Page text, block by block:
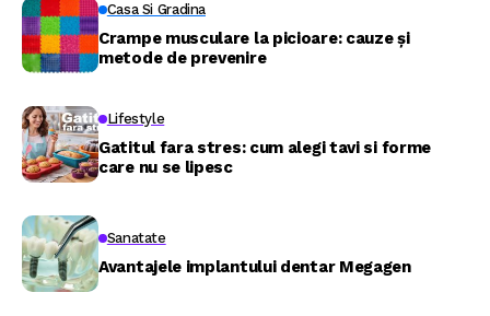
Casa Si Gradina
Crampe musculare la picioare: cauze și
metode de prevenire
Lifestyle
Gatitul fara stres: cum alegi tavi si forme
care nu se lipesc
Sanatate
Avantajele implantului dentar Megagen